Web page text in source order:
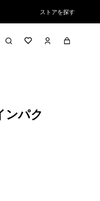
ストアを探す
ンパク